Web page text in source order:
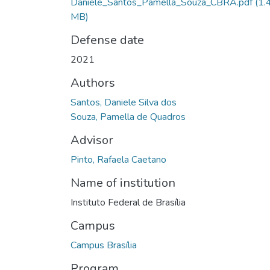
MB)
Defense date
2021
Authors
Santos, Daniele Silva dos
Souza, Pamella de Quadros
Advisor
Pinto, Rafaela Caetano
Name of institution
Instituto Federal de Brasília
Campus
Campus Brasília